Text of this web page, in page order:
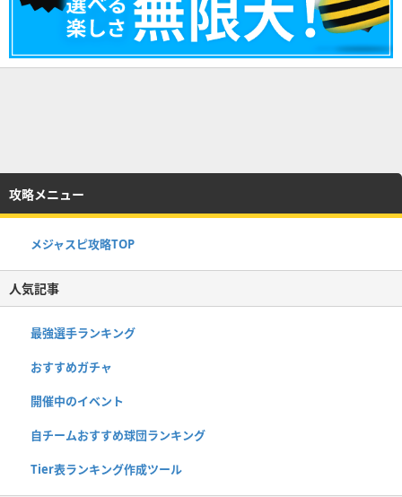
攻略メニュー
メジャスピ攻略TOP
人気記事
最強選手ランキング
おすすめガチャ
開催中のイベント
自チームおすすめ球団ランキング
Tier表ランキング作成ツール